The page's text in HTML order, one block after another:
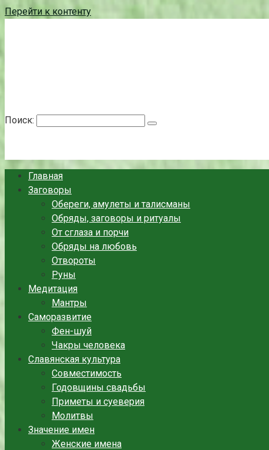
Перейти к контенту
Поиск:
Главная
Заговоры
Обереги, амулеты и талисманы
Обряды, заговоры и ритуалы
От сглаза и порчи
Обряды на любовь
Отвороты
Руны
Медитация
Мантры
Саморазвитие
Фен-шуй
Чакры человека
Славянская культура
Совместимость
Годовщины свадьбы
Приметы и суеверия
Молитвы
Значение имен
Женские имена